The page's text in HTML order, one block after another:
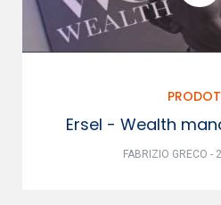
Ersel - Wealth
FABRIZIO GRECO -